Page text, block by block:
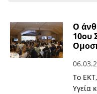
Ο
10ου
Το
Υγεία